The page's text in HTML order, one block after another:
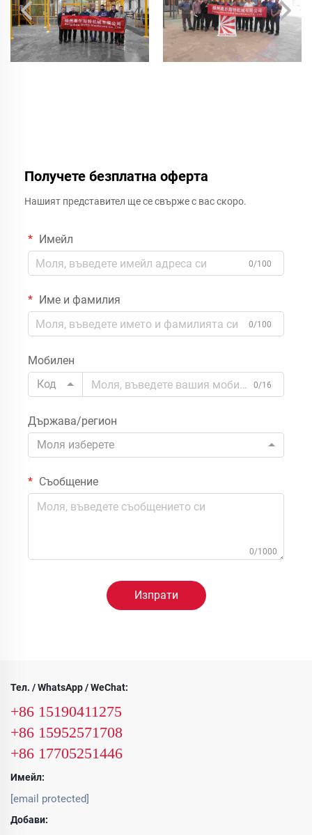
Получете безплатна оферта
Нашият представител ще се свърже с вас скоро.
Имейл
0/100
Име и фамилия
0/100
Мобилен
Код
0/16
Държава/регион
Моля изберете
Съобщение
0/1000
Изпрати
Тел. / WhatsApp / WeChat:
+86 15190411275
+86 15952571708
+86 17705251446
Имейл:
[email protected]
Добави: